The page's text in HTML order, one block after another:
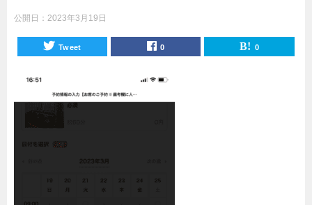
公開日： 2023年3月19日
Tweet 0 0